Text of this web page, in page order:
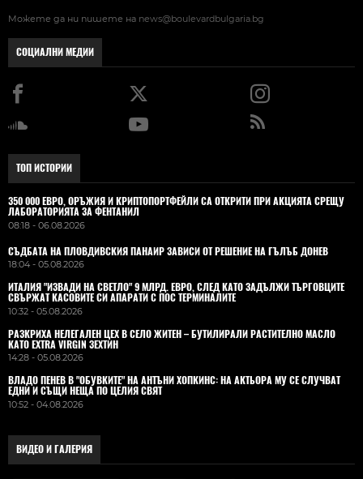
Можете да ни пишете на news@boulevardbulgaria.bg
СОЦИАЛНИ МЕДИИ
ТОП ИСТОРИИ
350 000 ЕВРО, ОРЪЖИЯ И КРИПТОПОРТФЕЙЛИ СА ОТКРИТИ ПРИ АКЦИЯТА СРЕЩУ
ЛАБОРАТОРИЯТА ЗА ФЕНТАНИЛ
08:18 - 06.08.2026
СЪДБАТА НА ПЛОВДИВСКИЯ ПАНАИР ЗАВИСИ ОТ РЕШЕНИЕ НА ГЪЛЪБ ДОНЕВ
18:04 - 05.08.2026
ИТАЛИЯ "ИЗВАДИ НА СВЕТЛО" 9 МЛРД. ЕВРО, СЛЕД КАТО ЗАДЪЛЖИ ТЪРГОВЦИТЕ
СВЪРЖАТ КАСОВИТЕ СИ АПАРАТИ С ПОС ТЕРМИНАЛИТЕ
10:32 - 05.08.2026
РАЗКРИХА НЕЛЕГАЛЕН ЦЕХ В СЕЛО ЖИТЕН – БУТИЛИРАЛИ РАСТИТЕЛНО МАСЛО
КАТО EXTRA VIRGIN ЗЕХТИН
14:28 - 05.08.2026
ВЛАДO ПЕНЕВ В "ОБУВКИТЕ" НА АНТЪНИ ХОПКИНС: НА АКТЬОРА МУ СЕ СЛУЧВАТ
ЕДНИ И СЪЩИ НЕЩА ПО ЦЕЛИЯ СВЯТ
10:52 - 04.08.2026
ВИДЕО И ГАЛЕРИЯ